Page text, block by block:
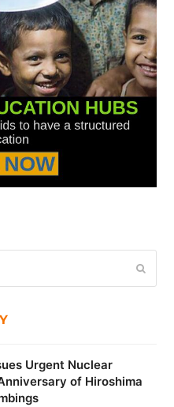
Urgent Nuclear
of Hiroshima